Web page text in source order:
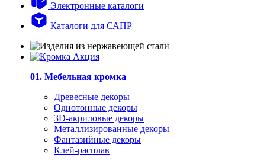
Электронные каталоги
Каталоги для САПР
01. Мебельная кромка
Древесные декоры
Однотонные декоры
3D-акриловые декоры
Металлизированные декоры
Фантазийные декоры
Клей-расплав